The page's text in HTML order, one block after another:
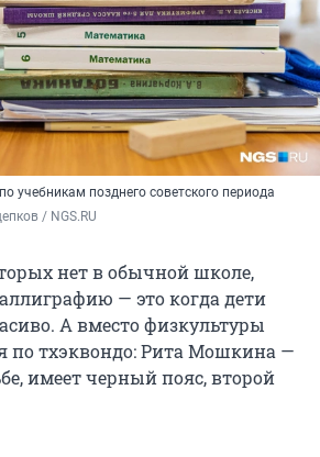
учебникам позднего советского периода
/ NGS.RU
нет в обычной школе,
— это когда дети
А вместо физкультуры
по тхэквондо: Рита Мошкина —
имеет черный пояс, второй